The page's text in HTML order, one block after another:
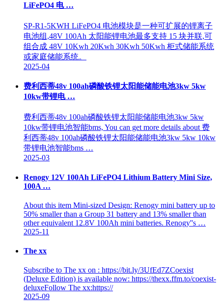
LiFePO4 电 …
SP-R1-5KWH LiFePO4 电池模块是一种可扩展的锂离子
电池组,48V 100Ah 太阳能锂电池最多支持 15 块并联,可
组合成 48V 10Kwh 20Kwh 30Kwh 50Kwh 柜式储能系统
或家庭储能系统。
2025-04
费利西蒂48v 100ah磷酸铁锂太阳能储能电池3kw 5kw
10kw带锂电 …
费利西蒂48v 100ah磷酸铁锂太阳能储能电池3kw 5kw
10kw带锂电池智能bms, You can get more details about 费
利西蒂48v 100ah磷酸铁锂太阳能储能电池3kw 5kw 10kw
带锂电池智能bms …
2025-03
Renogy 12V 100Ah LiFePO4 Lithium Battery Mini Size,
100A …
About this item Mini-sized Design: Renogy mini battery up to
50% smaller than a Group 31 battery and 13% smaller than
other equivalent 12.8V 100Ah mini batteries. Renogy''s …
2025-11
The xx
Subscribe to The xx on : https://bit.ly/3UfEd7ZCoexist
(Deluxe Edition) is available now: https://thexx.ffm.to/coexist-
deluxeFollow The xx:https://
2025-09